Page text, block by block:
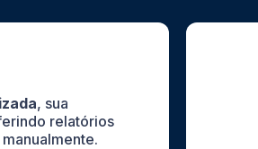
, sua
relatórios